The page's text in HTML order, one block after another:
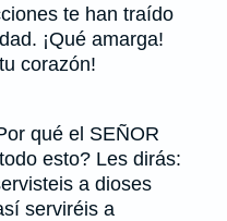
te han traído
¡Qué amarga!
corazón!
qué el SEÑOR
esto? Les dirás:
a dioses
serviréis a